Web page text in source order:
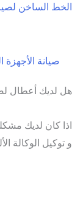
الخط الساخن لصيانة سامسونج 01003006298 –
صيانة الأجهزة
هل لديك أعطال
اذا كان لديك
و توكيل الوكالة